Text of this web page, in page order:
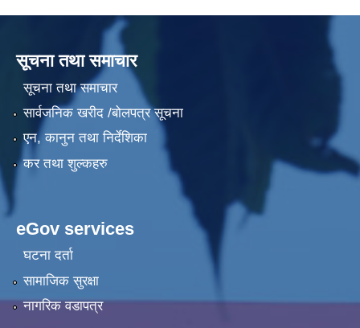
सूचना तथा समाचार
सूचना तथा समाचार
सार्वजनिक खरीद /बोलपत्र सूचना
एन, कानुन तथा निर्देशिका
कर तथा शुल्कहरु
eGov services
घटना दर्ता
सामाजिक सुरक्षा
नागरिक वडापत्र